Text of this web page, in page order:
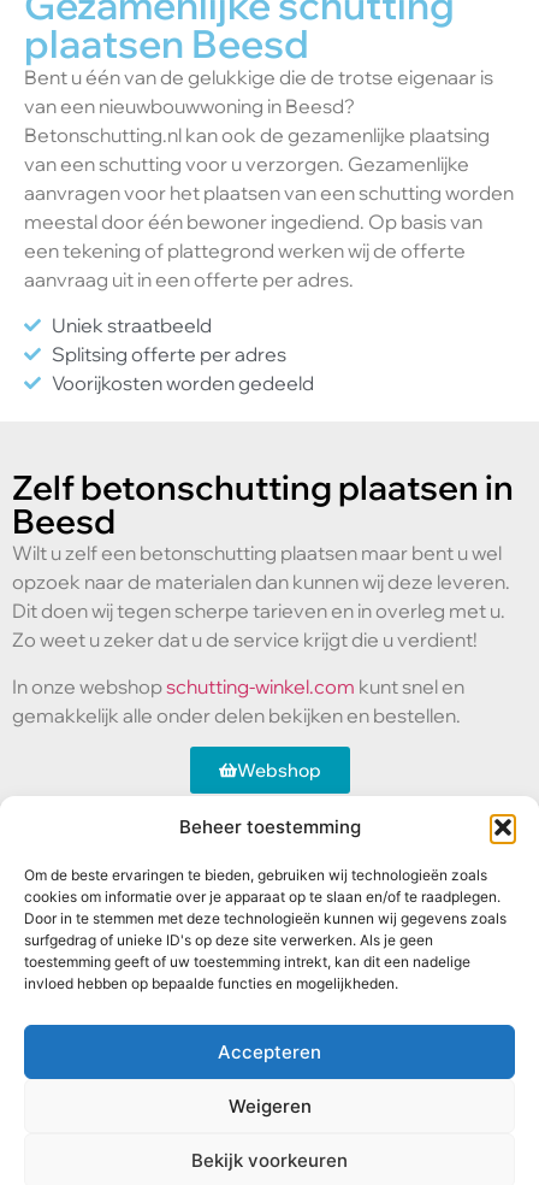
Beheer toestemming
Om de beste ervaringen te bieden, gebruiken wij technologieën zoals
cookies om informatie over je apparaat op te slaan en/of te raadplegen.
Door in te stemmen met deze technologieën kunnen wij gegevens zoals
surfgedrag of unieke ID's op deze site verwerken. Als je geen
toestemming geeft of uw toestemming intrekt, kan dit een nadelige
invloed hebben op bepaalde functies en mogelijkheden.
Accepteren
Weigeren
Bekijk voorkeuren
plaatsen Beesd
Bent u één van de gelukkige die de trotse eigenaar is
van een nieuwbouwwoning in Beesd?
Betonschutting.nl kan ook de gezamenlijke plaatsing
van een schutting voor u verzorgen. Gezamenlijke
aanvragen voor het plaatsen van een schutting worden
meestal door één bewoner ingediend. Op basis van
een tekening of plattegrond werken wij de offerte
aanvraag uit in een offerte per adres.
Uniek straatbeeld
Splitsing offerte per adres
Voorijkosten worden gedeeld
Zelf betonschutting plaatsen in
Beesd
Wilt u zelf een betonschutting plaatsen maar bent u wel
opzoek naar de materialen dan kunnen wij deze leveren.
Dit doen wij tegen scherpe tarieven en in overleg met u.
Zo weet u zeker dat u de service krijgt die u verdient!
In onze webshopschutting-winkel.com kunt snel en
gemakkelijk alle onder delen bekijken en bestellen.
Webshop
Abtstraat 17
5504 CH
Veldhoven
+31 06
53827900
Betonschutting
Standaard
schutting
Luxe schutting
Hekwerken
schuttingen
Veelgestelde
vragen
Bekijk ons werk
Ontwerp door Moor Webdesign